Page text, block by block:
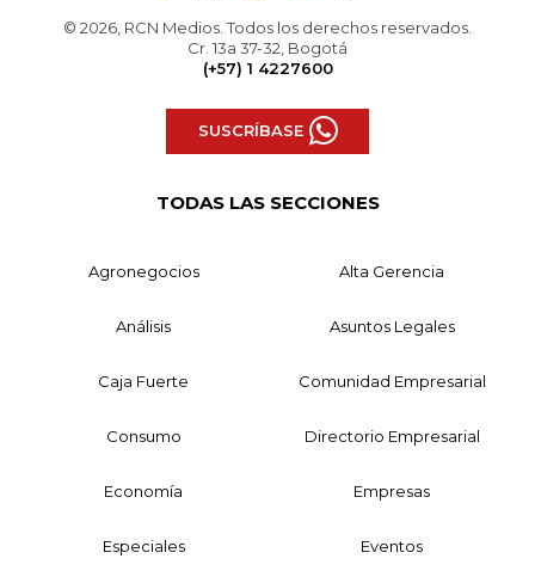
© 2026, RCN Medios. Todos los derechos reservados.
Cr. 13a 37-32, Bogotá
(+57) 1 4227600
SUSCRÍBASE
TODAS LAS SECCIONES
Agronegocios Alta Gerencia
Análisis Asuntos Legales
Caja Fuerte Comunidad Empresarial
Consumo Directorio Empresarial
Economía Empresas
Especiales Eventos